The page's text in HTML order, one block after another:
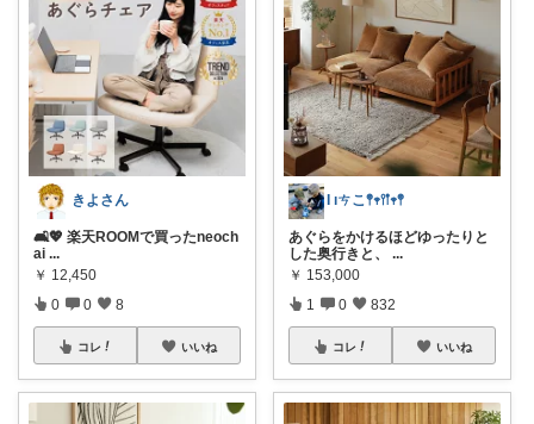
きよさん
🛋️💖 楽天ROOMで買ったneoch
ai ...
￥ 12,450
0 0 8
コレ いいね
Ɩ ıㄘこ𖤣𖥧𖥣𖡡𖥧𖤣
あぐらをかけるほどゆったりと
した奥行きと、
...
￥ 153,000
1 0 832
コレ いいね